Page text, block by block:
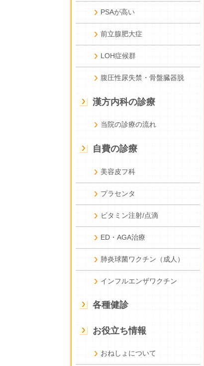
PSAが高い
前立腺肥大症
LOH症候群
腹圧性尿失禁・骨盤臓器脱
漢方内科の診療
当院の診療の流れ
自費の診療
美容皮フ科
プラセンタ
ビタミン注射/点滴
ED・AGA治療
肺炎球菌ワクチン（成人）
インフルエンザワクチン
各種健診
お役立ち情報
おねしょについて